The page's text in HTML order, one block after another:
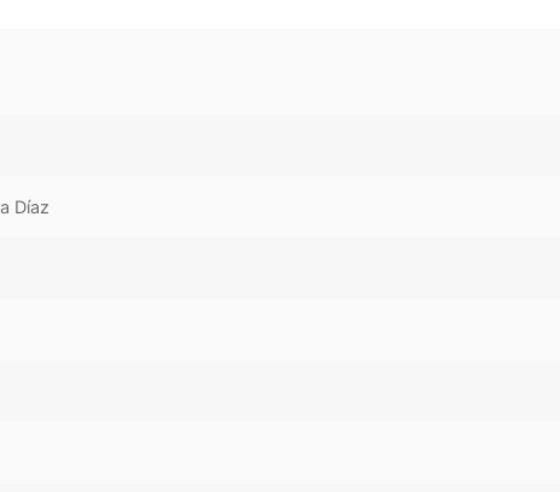
Díaz